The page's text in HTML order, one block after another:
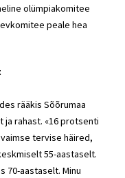
olümpiakomitee
peale hea
rääkis Sõõrumaa
rahast. «16 protsenti
tervise häired,
55-aastaselt.
70-aastaselt. Minu